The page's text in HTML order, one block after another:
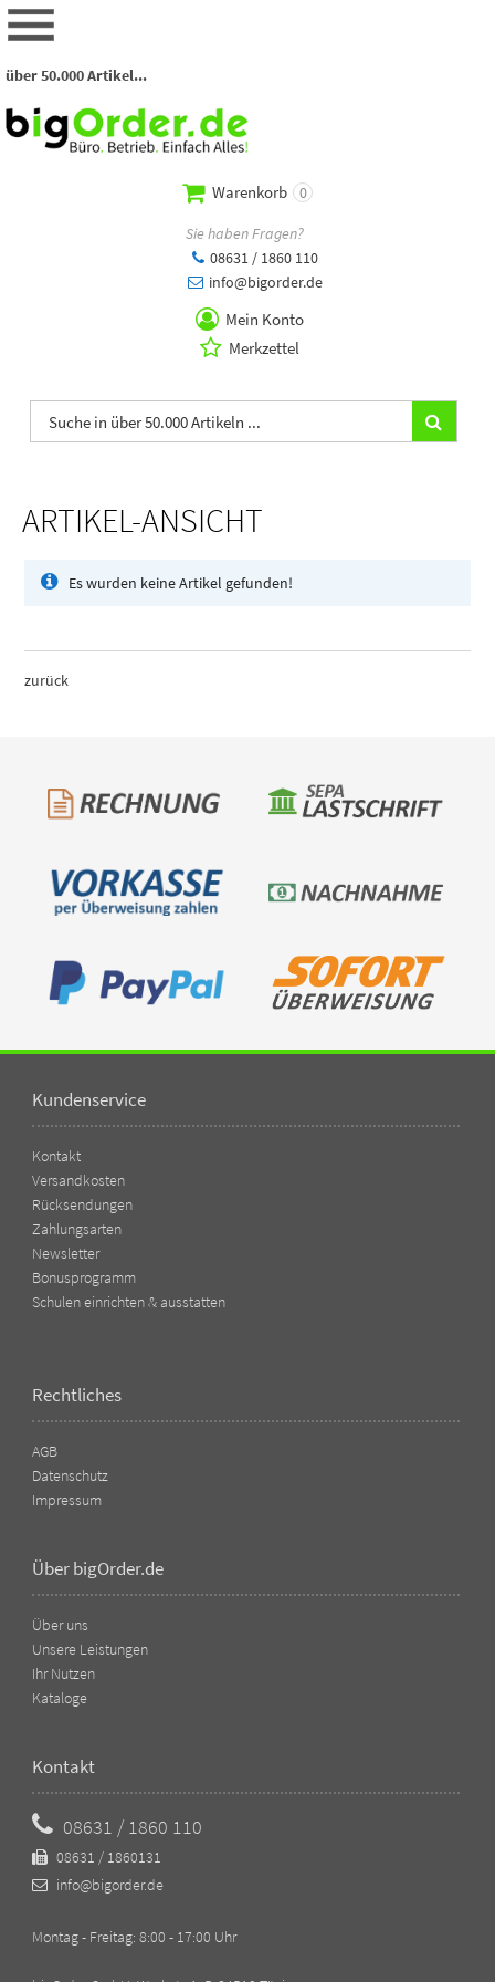
über 50.000 Artikel...
Warenkorb 0
Sie haben Fragen?
08631 / 1860 110
info@bigorder.de
Mein Konto
Merkzettel
ARTIKEL-ANSICHT
Es wurden keine Artikel gefunden!
zurück
Kundenservice
Kontakt
Versandkosten
Rücksendungen
Zahlungsarten
Newsletter
Bonusprogramm
Schulen einrichten & ausstatten
Rechtliches
AGB
Datenschutz
Impressum
Über bigOrder.de
Über uns
Unsere Leistungen
Ihr Nutzen
Kataloge
Kontakt
08631 / 1860 110
08631 / 1860131
info@bigorder.de
Montag - Freitag: 8:00 - 17:00 Uhr